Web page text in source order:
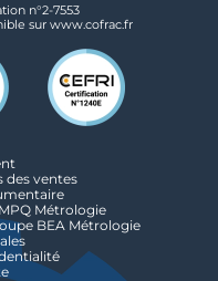
n°2-7553
sur www.cofrac.fr
des ventes
Métrologie
BEA Métrologie